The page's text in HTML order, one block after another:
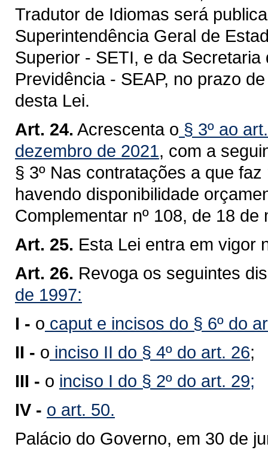
Tradutor de Idiomas será
Superintendência Geral de
Superior - SETI, e da
Previdência - SEAP, no prazo
desta Lei.
Art. 24. Acrescenta o § 3º ao
dezembro de 2021, com a
§ 3º Nas contratações a que
havendo disponibilidade
Complementar nº 108, de 18 de
Art. 25. Esta Lei entra em vigor
Art. 26. Revoga os seguintes
de 1997:
I - o caput e incisos do § 6º do
II - o inciso II do § 4º do art. 26;
III - o inciso I do § 2º do art. 29;
IV - o art. 50.
Palácio do Governo, em 30 de